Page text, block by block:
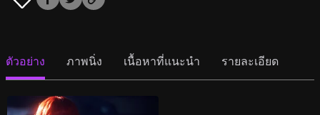
ตัวอย่าง ภาพนิ่ง เนื้อหาที่แนะนำ รายละเอียด